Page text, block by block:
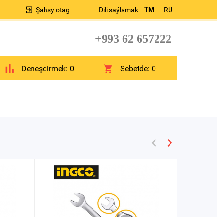
Dili saýlamak: TM RU
Şahsy otag
+993 62 657222
Deneşdirmek: 0 Sebetde:0